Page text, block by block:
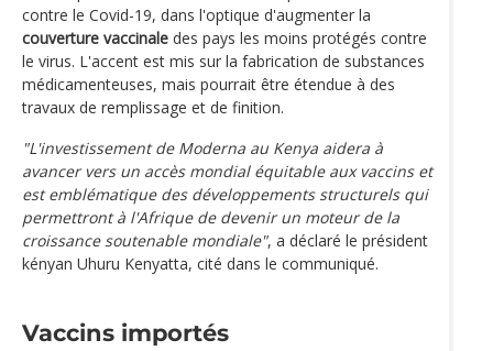
contre le Covid-19, dans l'optique d'augmenter la
couverture vaccinale des pays les moins protégés contre
le virus. L'accent est mis sur la fabrication de substances
médicamenteuses, mais pourrait être étendue à des
travaux de remplissage et de finition.
"L'investissement de Moderna au Kenya aidera à
avancer vers un accès mondial équitable aux vaccins et
est emblématique des développements structurels qui
permettront à l'Afrique de devenir un moteur de la
croissance soutenable mondiale", a déclaré le président
kényan Uhuru Kenyatta, cité dans le communiqué.
Vaccins importés